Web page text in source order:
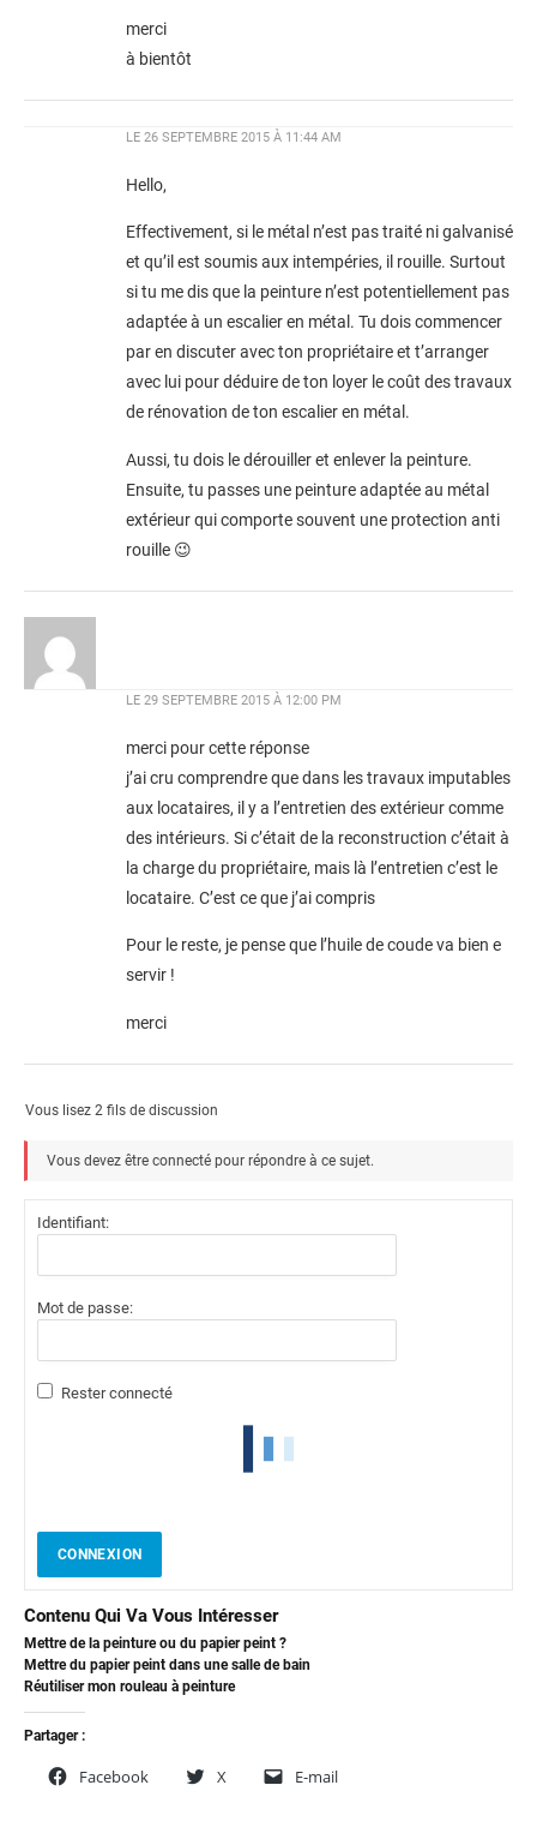
merci
à bientôt
LE 26 SEPTEMBRE 2015 À 11:44 AM
Hello,
Effectivement, si le métal n’est pas traité ni galvanisé
et qu’il est soumis aux intempéries, il rouille. Surtout
si tu me dis que la peinture n’est potentiellement pas
adaptée à un escalier en métal. Tu dois commencer
par en discuter avec ton propriétaire et t’arranger
avec lui pour déduire de ton loyer le coût des travaux
de rénovation de ton escalier en métal.
Aussi, tu dois le dérouiller et enlever la peinture.
Ensuite, tu passes une peinture adaptée au métal
extérieur qui comporte souvent une protection anti
rouille 😉
LE 29 SEPTEMBRE 2015 À 12:00 PM
merci pour cette réponse
j’ai cru comprendre que dans les travaux imputables
aux locataires, il y a l’entretien des extérieur comme
des intérieurs. Si c’était de la reconstruction c’était à
la charge du propriétaire, mais là l’entretien c’est le
locataire. C’est ce que j’ai compris
Pour le reste, je pense que l’huile de coude va bien e
servir !
merci
Vous lisez 2 fils de discussion
Vous devez être connecté pour répondre à ce sujet.
Identifiant:
Mot de passe:
Rester connecté
CONNEXION
Contenu Qui Va Vous Intéresser
Mettre de la peinture ou du papier peint ?
Mettre du papier peint dans une salle de bain
Réutiliser mon rouleau à peinture
Partager :
Facebook X E-mail